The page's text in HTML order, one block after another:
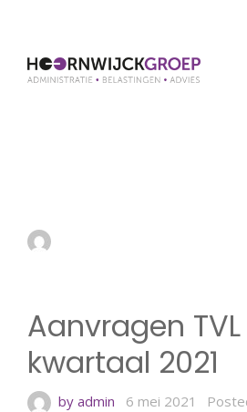
Aanvragen
kwartaal 2021
by admin 6 mei 2021